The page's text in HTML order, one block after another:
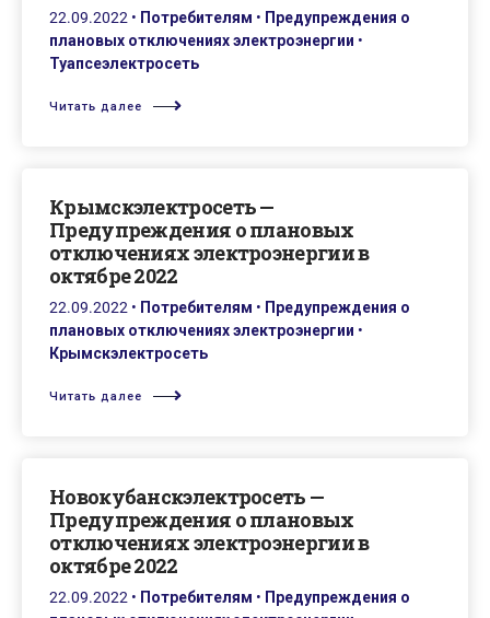
22.09.2022 • Потребителям • Предупреждения о
плановых отключениях электроэнергии •
Туапсеэлектросеть
Читать далее
Крымскэлектросеть —
Предупреждения о плановых
отключениях электроэнергии в
октябре 2022
22.09.2022 • Потребителям • Предупреждения о
плановых отключениях электроэнергии •
Крымскэлектросеть
Читать далее
Новокубанскэлектросеть —
Предупреждения о плановых
отключениях электроэнергии в
октябре 2022
22.09.2022 • Потребителям • Предупреждения о